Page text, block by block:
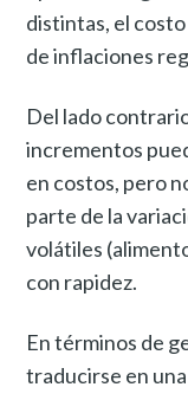
distintas, el
de inflaciones
Del lado
incrementos
en costos, pero
parte de la
volátiles
con rapidez.
En términos de
traducirse en